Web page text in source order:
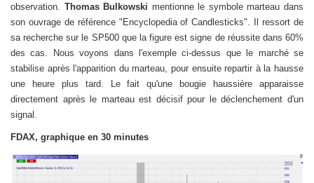
observation. Thomas Bulkowski mentionne le symbole marteau dans
son ouvrage de référence "Encyclopedia of Candlesticks". Il ressort de
sa recherche sur le SP500 que la figure est signe de réussite dans 60%
des cas. Nous voyons dans l'exemple ci-dessus que le marché se
stabilise après l'apparition du marteau, pour ensuite repartir à la hausse
une heure plus tard. Le fait qu'une bougie haussière apparaisse
directement après le marteau est décisif pour le déclenchement d'un
signal.
FDAX, graphique en 30 minutes